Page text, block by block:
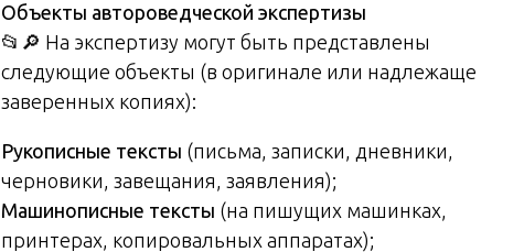
Объекты автороведческой экспертизы
📂🔎 На экспертизу могут быть представлены
следующие объекты (в оригинале или надлежаще
заверенных копиях):
Рукописные тексты (письма, записки, дневники,
черновики, завещания, заявления);
Машинописные тексты (на пишущих машинках,
принтерах, копировальных аппаратах);